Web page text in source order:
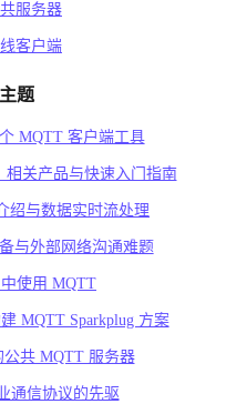
服务器
客户端
题
MQTT 客户端工具
相关产品与快速入门指南
绍与数据实时流处理
与外部网络沟通难题
使用 MQTT
MQTT Sparkplug 方案
公共 MQTT 服务器
通信协议的先驱